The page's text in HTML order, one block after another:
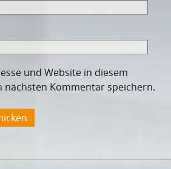
und Website in diesem
nächsten Kommentar speichern.